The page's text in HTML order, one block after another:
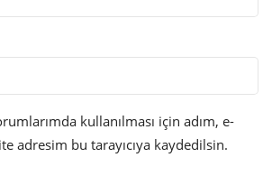
kullanılması için adım, e-
adresim bu tarayıcıya kaydedilsin.